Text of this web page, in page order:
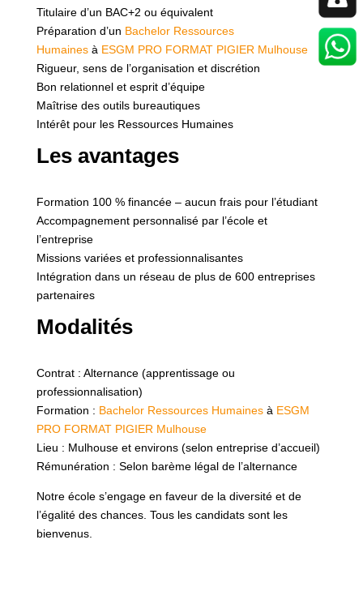
Titulaire d’un BAC+2 ou équivalent
Préparation d’un Bachelor Ressources
Humainesà ESGM PRO FORMAT PIGIER Mulhouse
Rigueur, sens de l’organisation et discrétion
Bon relationnel et esprit d’équipe
Maîtrise des outils bureautiques
Intérêt pour les Ressources Humaines
Les avantages
Formation 100 % financée – aucun frais pour l’étudiant
Accompagnement personnalisé par l’école et
l’entreprise
Missions variées et professionnalisantes
Intégration dans un réseau de plus de 600 entreprises
partenaires
Modalités
Contrat : Alternance (apprentissage ou
professionnalisation)
Formation : Bachelor Ressources Humainesà ESGM
PRO FORMAT PIGIER Mulhouse
Lieu : Mulhouse et environs (selon entreprise d’accueil)
Rémunération : Selon barème légal de l’alternance
Notre école s’engage en faveur de la diversité et de
l’égalité des chances. Tous les candidats sont les
bienvenus.